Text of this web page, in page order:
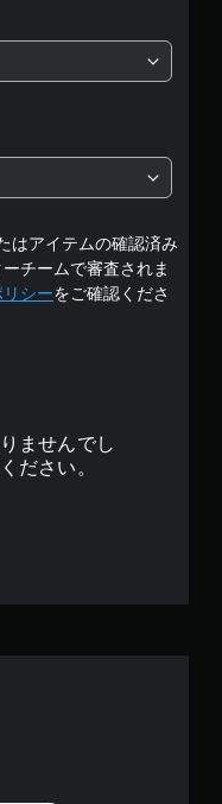
5
段
中
の
1
.
はアイテムの確認済み
チームで審査されま
シーをご確認くださ
ませんでし
ださい。